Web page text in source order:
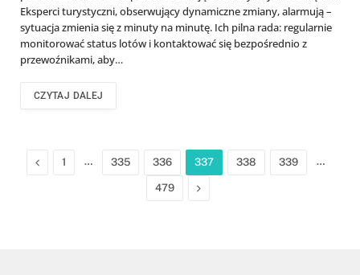
Eksperci turystyczni, obserwujący dynamiczne zmiany, alarmują –
sytuacja zmienia się z minuty na minutę. Ich pilna rada: regularnie
monitorować status lotów i kontaktować się bezpośrednio z
przewoźnikami, aby…
CZYTAJ DALEJ
Previous
1 … 335 336 337 338 339 …
479 Next